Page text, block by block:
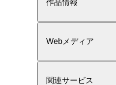
作品情報
Webメディア
関連サービス